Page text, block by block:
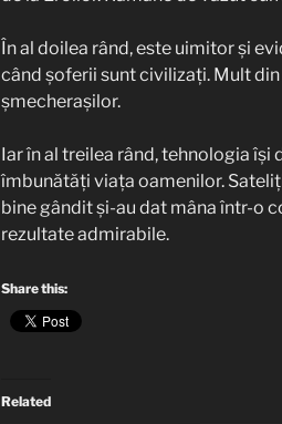
În al doilea rând, este uimitor și
când șoferii sunt civilizați. Mult
șmecherașilor.
Iar în al treilea rând, tehnologia
îmbunătăți viața oamenilor.
bine gândit și-au dat mâna într-o
rezultate admirabile.
Share this:
Related